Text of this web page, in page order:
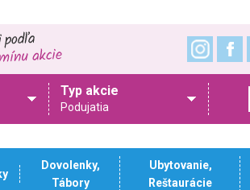
Typ akcie
Podujatia
Dovolenky,
Tábory
Ubytovanie,
Reštaurácie